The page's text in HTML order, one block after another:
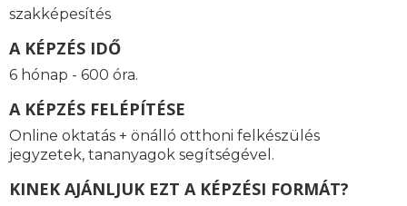
szakképesítés
A KÉPZÉS IDŐ
6 hónap - 600 óra.
A KÉPZÉS FELÉPÍTÉSE
Online oktatás + önálló otthoni felkészülés
jegyzetek, tananyagok segítségével.
KINEK AJÁNLJUK EZT A KÉPZÉSI FORMÁT?